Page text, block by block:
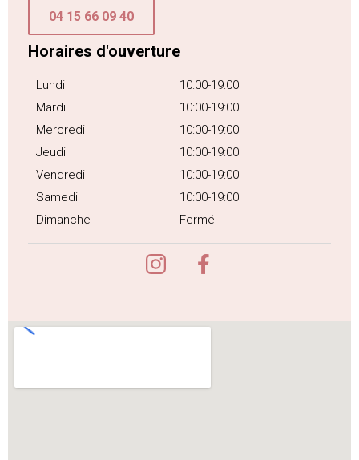
04 15 66 09 40
Horaires d'ouverture
Lundi
Mardi
Mercredi
Jeudi
Vendredi
Samedi
Dimanche
10:00-19:00
10:00-19:00
10:00-19:00
10:00-19:00
10:00-19:00
10:00-19:00
Fermé